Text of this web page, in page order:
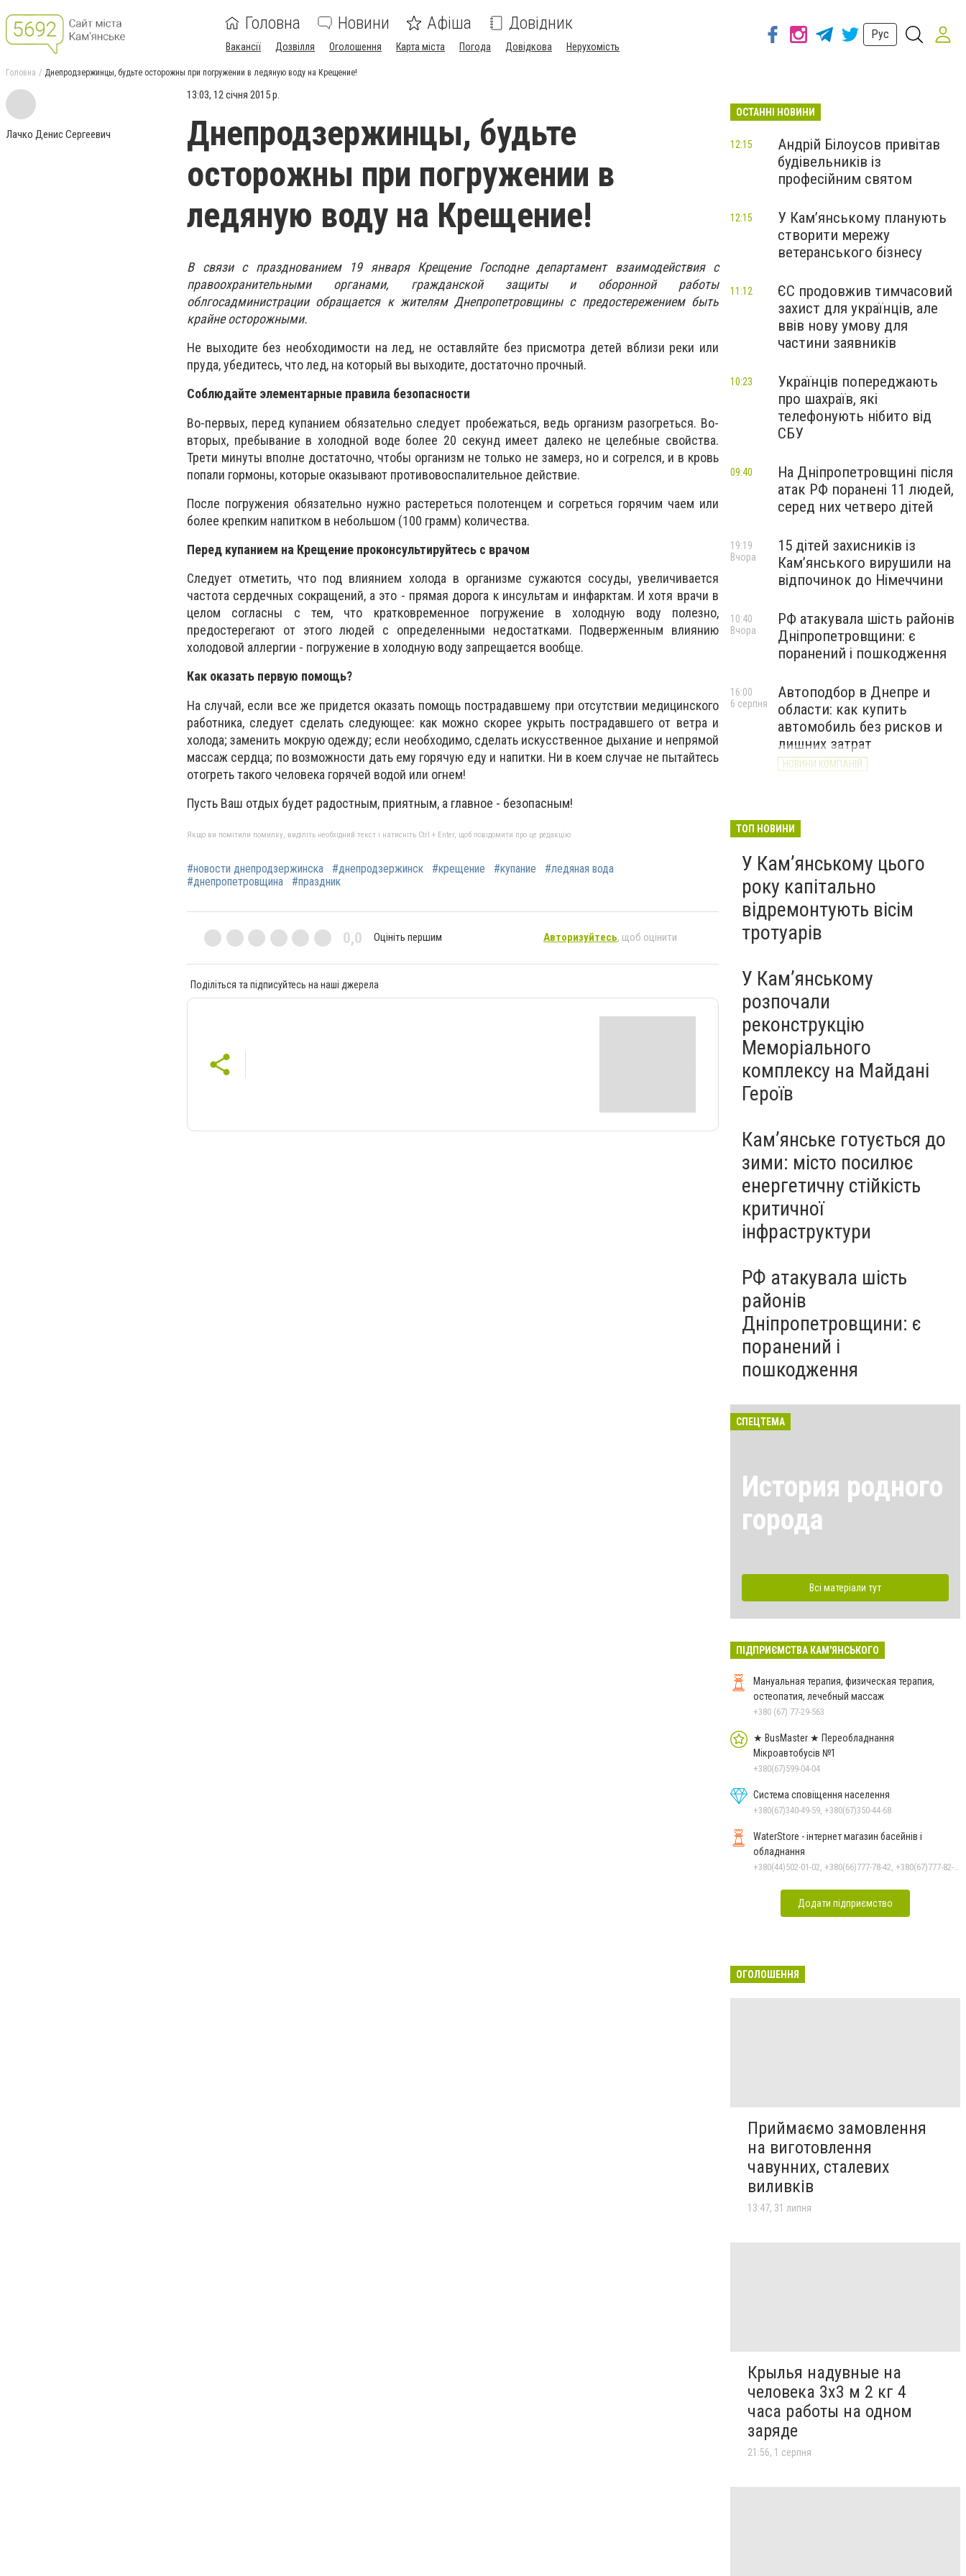
Головна Новини Афіша Довідник
Вакансії Дозвілля Оголошення Карта міста Погода Довідкова Нерухомість
Рус
Головна Днепродзержинцы, будьте осторожны при погружении в ледяную воду на Крещение!
Лачко Денис Сергеевич
13:03, 12 січня 2015 р.
Днепродзержинцы, будьте
осторожны при погружении в
ледяную воду на Крещение!
В связи с празднованием 19 января Крещение Господне департамент взаимодействия с
правоохранительными органами, гражданской защиты и оборонной работы
облгосадминистрации обращается к жителям Днепропетровщины с предостережением быть
крайне осторожными.
Не выходите без необходимости на лед, не оставляйте без присмотра детей вблизи реки или
пруда, убедитесь, что лед, на который вы выходите, достаточно прочный.
Соблюдайте элементарные правила безопасности
Во-первых, перед купанием обязательно следует пробежаться, ведь организм разогреться. Во-
вторых, пребывание в холодной воде более 20 секунд имеет далеко не целебные свойства.
Трети минуты вполне достаточно, чтобы организм не только не замерз, но и согрелся, и в кровь
попали гормоны, которые оказывают противовоспалительное действие.
После погружения обязательно нужно растереться полотенцем и согреться горячим чаем или
более крепким напитком в небольшом (100 грамм) количества.
Перед купанием на Крещение проконсультируйтесь с врачом
Следует отметить, что под влиянием холода в организме сужаются сосуды, увеличивается
частота сердечных сокращений, а это - прямая дорога к инсультам и инфарктам. И хотя врачи в
целом согласны с тем, что кратковременное погружение в холодную воду полезно,
предостерегают от этого людей с определенными недостатками. Подверженным влиянию
холодовой аллергии - погружение в холодную воду запрещается вообще.
Как оказать первую помощь?
На случай, если все же придется оказать помощь пострадавшему при отсутствии медицинского
работника, следует сделать следующее: как можно скорее укрыть пострадавшего от ветра и
холода; заменить мокрую одежду; если необходимо, сделать искусственное дыхание и непрямой
массаж сердца; по возможности дать ему горячую еду и напитки. Ни в коем случае не пытайтесь
отогреть такого человека горячей водой или огнем!
Пусть Ваш отдых будет радостным, приятным, а главное - безопасным!
Якщо ви помітили помилку, виділіть необхідний текст і натисніть Ctrl + Enter, щоб повідомити про це редакцію
#новости днепродзержинска #днепродзержинск #крещение #купание
#ледяная вода
#днепропетровщина
#праздник
0,0 Оцініть першим Авторизуйтесь, щоб оцінити
Поділіться та підписуйтесь на наші джерела
ОСТАННІ НОВИНИ
Андрій Білоусов привітав
будівельників із
професійним святом
12:15
У Кам’янському планують
створити мережу
ветеранського бізнесу
12:15
ЄС продовжив тимчасовий
захист для українців, але
ввів нову умову для
частини заявників
11:12
Українців попереджають
про шахраїв, які
телефонують нібито від
СБУ
10:23
На Дніпропетровщині після
атак РФ поранені 11 людей,
серед них четверо дітей
09:40
15 дітей захисників із
Кам’янського вирушили на
відпочинок до Німеччини
19:19
Вчора
РФ атакувала шість районів
Дніпропетровщини: є
поранений і пошкодження
10:40
Вчора
Автоподбор в Днепре и
области: как купить
автомобиль без рисков и
лишних затрат
НОВИНИ КОМПАНІЙ
16:00
6 серпня
ТОП НОВИНИ
У Кам’янському цього
року капітально
відремонтують вісім
тротуарів
У Кам’янському
розпочали
реконструкцію
Меморіального
комплексу на Майдані
Героїв
Кам’янське готується до
зими: місто посилює
енергетичну стійкість
критичної
інфраструктури
РФ атакувала шість
районів
Дніпропетровщини: є
поранений і
пошкодження
СПЕЦТЕМА
История родного
города
Всі матеріали тут
ПІДПРИЄМСТВА КАМ'ЯНСЬКОГО
Мануальная терапия, физическая терапия,
остеопатия, лечебный массаж
+380 (67) 77-29-563
★ BusMaster ★ Переобладнання
Мікроавтобусів №1
+380(67)599-04-04
Система сповіщення населення
+380(67)340-49-59, +380(67)350-44-68
WaterStore - інтернет магазин басейнів і
обладнання
Додати підприємство
ОГОЛОШЕННЯ
Приймаємо замовлення
на виготовлення
чавунних, сталевих
виливків
13:47, 31 липня
Крылья надувные на
человека 3х3 м 2 кг 4
часа работы на одном
заряде
21:56, 1 серпня